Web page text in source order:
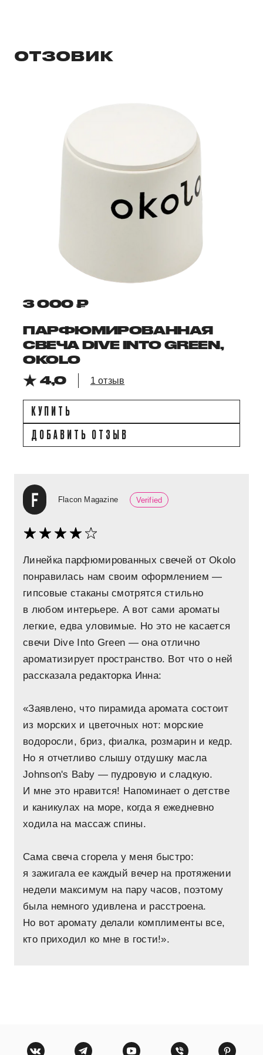
ОТЗОВИК
3 000 ₽
ПАРФЮМИРОВАННАЯ
СВЕЧА DIVE INTO GREEN,
OKOLO
4,0
1 отзыв
КУПИТЬ
ДОБАВИТЬ ОТЗЫВ
Flacon Magazine Verified
Линейка парфюмированных свечей от Okolo
понравилась нам своим оформлением —
гипсовые стаканы смотрятся стильно
в любом интерьере. А вот сами ароматы
легкие, едва уловимые. Но это не касается
свечи Dive Into Green — она отлично
ароматизирует пространство. Вот что о ней
рассказала редакторка Инна:
«Заявлено, что пирамида аромата состоит
из морских и цветочных нот: морские
водоросли, бриз, фиалка, розмарин и кедр.
Но я отчетливо слышу отдушку масла
Johnson's Baby — пудровую и сладкую.
И мне это нравится! Напоминает о детстве
и каникулах на море, когда я ежедневно
ходила на массаж спины.
Сама свеча сгорела у меня быстро:
я зажигала ее каждый вечер на протяжении
недели максимум на пару часов, поэтому
была немного удивлена и расстроена.
Но вот аромату делали комплименты все,
кто приходил ко мне в гости!».